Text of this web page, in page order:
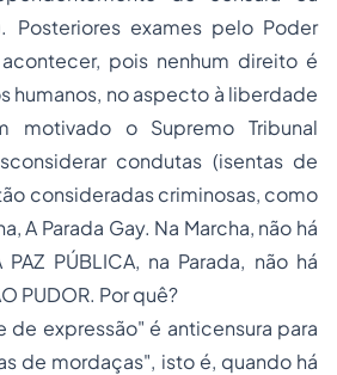
Posteriores exames pelo Poder
pois nenhum direito é
humanos, no aspecto à liberdade
motivado o Supremo Tribunal
condutas (isentas de
consideradas criminosas, como
A Parada Gay. Na Marcha, não há
PAZ PÚBLICA, na Parada, não há
PUDOR. Por quê?
de expressão" é anticensura para
de mordaças", isto é, quando há